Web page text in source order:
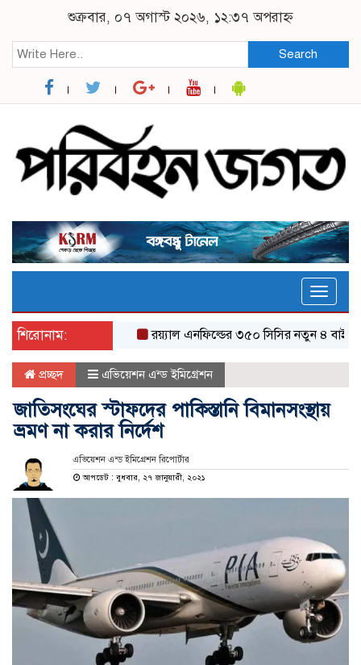
শুক্রবার, ০৭ অগাস্ট ২০২৬, ১২:৩৭ অপরাহ্ন
Search
Toggle
শিরোনাম:
র‌য়্যাল এনফিল্ডের ৩৫০ সিসির নতুন ৪ বাইকের
প্রচ্ছদ এভিয়েশন এন্ড ইমিগ্রেশন
জাতিসংঘের স্টাফদের পাকিস্তানি বিমানসংস্থায়
ভ্রমণ না করার নির্দেশ
এভিয়েশন এন্ড ইমিগ্রেশন রিপোর্টার
আপডেট : বুধবার, ২৭ জানুয়ারী, ২০২১